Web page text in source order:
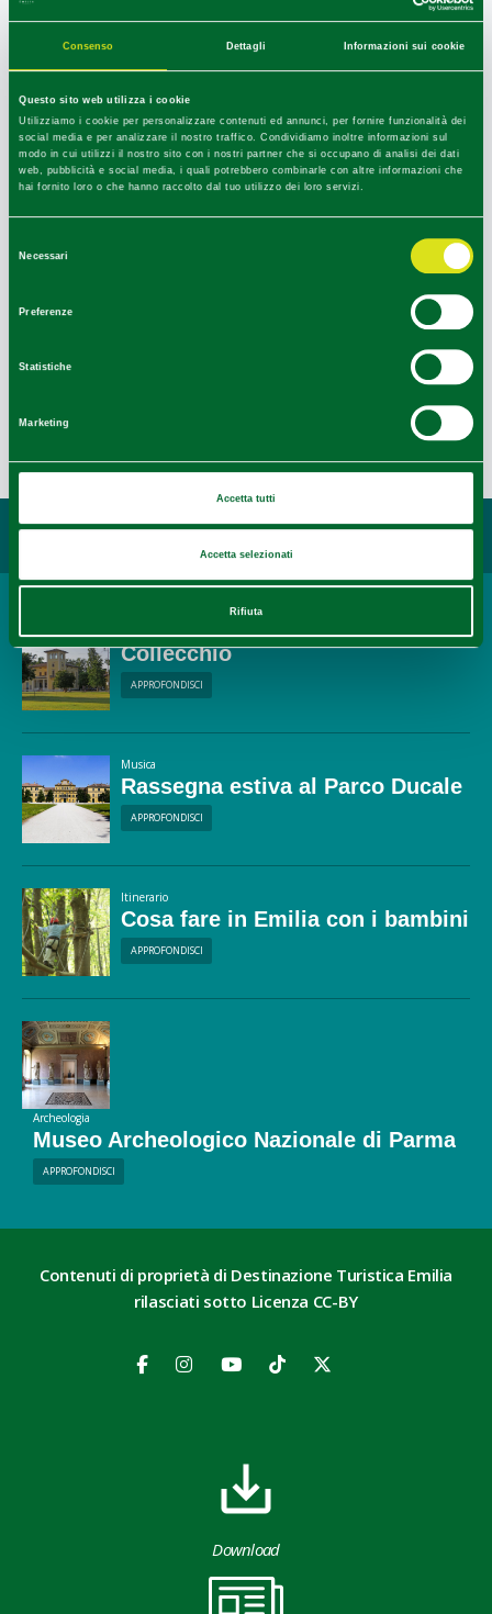
Consenso Dettagli Informazioni sui cookie
Questo sito web utilizza i cookie
Utilizziamo i cookie per personalizzare contenuti ed annunci, per fornire funzionalità dei
social media e per analizzare il nostro traffico. Condividiamo inoltre informazioni sul
modo in cui utilizzi il nostro sito con i nostri partner che si occupano di analisi dei dati
web, pubblicità e social media, i quali potrebbero combinarle con altre informazioni che
hai fornito loro o che hanno raccolto dal tuo utilizzo dei loro servizi.
Necessari
Preferenze
Statistiche
Marketing
Accetta tutti
Accetta selezionati
Rifiuta
5
+
−
Leaflet|©OpenStreetMapcontributors ©CARTO
Potrebbe interessarti...
Località
Collecchio
APPROFONDISCI
Musica
Rassegna estiva al Parco Ducale
APPROFONDISCI
Itinerario
Cosa fare in Emilia con i bambini
APPROFONDISCI
Archeologia
Museo Archeologico Nazionale di Parma
APPROFONDISCI
Contenuti di proprietà di Destinazione Turistica Emilia
rilasciati sotto Licenza CC-BY
Download